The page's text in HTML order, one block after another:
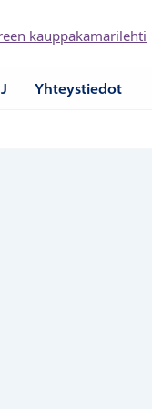
kauppakamarilehti
Yhteystiedot